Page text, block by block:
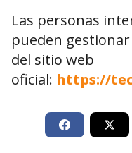
Las personas
pueden
del sitio web
oficial: https://